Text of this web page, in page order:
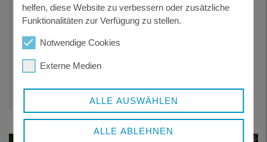
• Januar 21 / Februar 21 (11.01.2021 -
helfen, diese Website zu verbessern oder zusätzliche
Funktionalitäten zur Verfügung zu stellen.
Notwendige Cookies
Externe Medien
ALLE AUSWÄHLEN
ALLE ABLEHNEN